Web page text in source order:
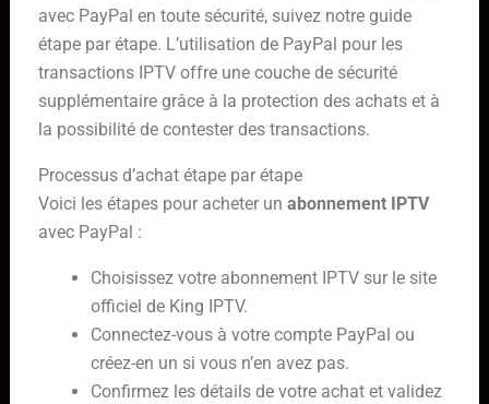
avec PayPal en toute sécurité, suivez notre guide
étape par étape. L’utilisation de PayPal pour les
transactions IPTV offre une couche de sécurité
supplémentaire grâce à la protection des achats et à
la possibilité de contester des transactions.
Processus d’achat étape par étape
Voici les étapes pour acheter un abonnement IPTV
avec PayPal :
Choisissez votre abonnement IPTV sur le site
officiel de King IPTV.
Connectez-vous à votre compte PayPal ou
créez-en un si vous n’en avez pas.
Confirmez les détails de votre achat et validez